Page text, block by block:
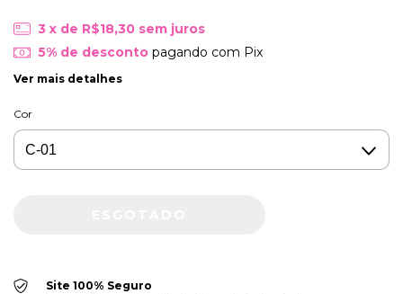
3 x de R$18,30 sem juros
5% de descontopagando com Pix
Ver mais detalhes
Cor
Site 100% Seguro